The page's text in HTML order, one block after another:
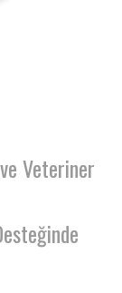
Veteriner